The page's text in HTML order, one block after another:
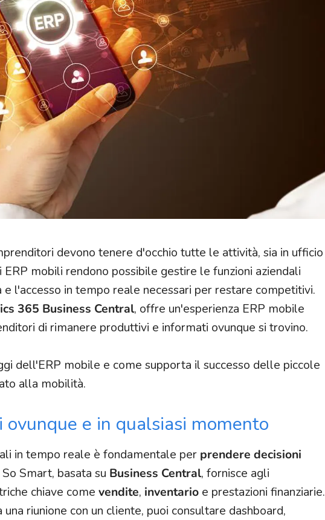
devono tenere d'occhio tutte le attività, sia in ufficio
mobili rendono possibile gestire le funzioni aziendali
l'accesso in tempo reale necessari per restare competitivi.
365 Business Central, offre un'esperienza ERP mobile
di rimanere produttivi e informati ovunque si trovino.
dell'ERP mobile e come supporta il successo delle piccole
alla mobilità.
ovunque e in qualsiasi momento
in tempo reale è fondamentale per prendere decisioni
Smart, basata su Business Central, fornisce agli
chiave come vendite, inventario e prestazioni finanziarie.
riunione con un cliente, puoi consultare dashboard,